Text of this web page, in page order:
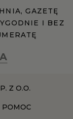
GAZETĘ
I BEZ
Z O.O.
POMOC